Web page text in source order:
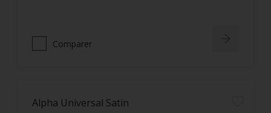
Comparer
Alpha Universal Satin